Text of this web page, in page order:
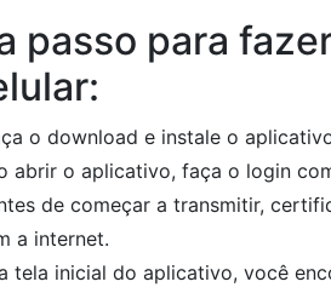
passo para
o download e instale o
abrir o aplicativo, faça o login
de começar a transmitir,
a internet.
tela inicial do aplicativo, você